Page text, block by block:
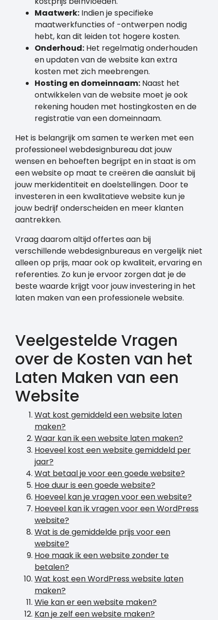
Maatwerk: Indien je specifieke
maatwerkfuncties of -ontwerpen nodig
hebt, kan dit leiden tot hogere kosten.
Onderhoud: Het regelmatig onderhouden
en updaten van de website kan extra
kosten met zich meebrengen.
Hosting en domeinnaam: Naast het
ontwikkelen van de website moet je ook
rekening houden met hostingkosten en de
registratie van een domeinnaam.
Het is belangrijk om samen te werken met een
professioneel webdesignbureau dat jouw
wensen en behoeften begrijpt en in staat is om
een website op maat te creëren die aansluit bij
jouw merkidentiteit en doelstellingen. Door te
investeren in een kwalitatieve website kun je
jouw bedrijf onderscheiden en meer klanten
aantrekken.
Vraag daarom altijd offertes aan bij
verschillende webdesignbureaus en vergelijk niet
alleen op prijs, maar ook op kwaliteit, ervaring en
referenties. Zo kun je ervoor zorgen dat je de
beste waarde krijgt voor jouw investering in het
laten maken van een professionele website.
Veelgestelde Vragen
over de Kosten van het
Laten Maken van een
Website
Wat kost gemiddeld een website laten
maken?
Waar kan ik een website laten maken?
Hoeveel kost een website gemiddeld per
jaar?
Wat betaal je voor een goede website?
Hoe duur is een goede website?
Hoeveel kan je vragen voor een website?
Hoeveel kan ik vragen voor een WordPress
website?
Wat is de gemiddelde prijs voor een
website?
Hoe maak ik een website zonder te
betalen?
Wat kost een WordPress website laten
maken?
Wie kan er een website maken?
Kan je zelf een website maken?